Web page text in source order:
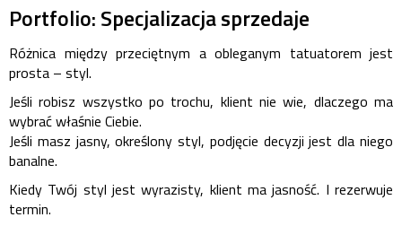
Portfolio: Specjalizacja sprzedaje
Różnica między przeciętnym a obleganym tatuatorem jest
prosta – styl.
Jeśli robisz wszystko po trochu, klient nie wie, dlaczego ma
wybrać właśnie Ciebie.
Jeśli masz jasny, określony styl, podjęcie decyzji jest dla niego
banalne.
Kiedy Twój styl jest wyrazisty, klient ma jasność. I rezerwuje
termin.